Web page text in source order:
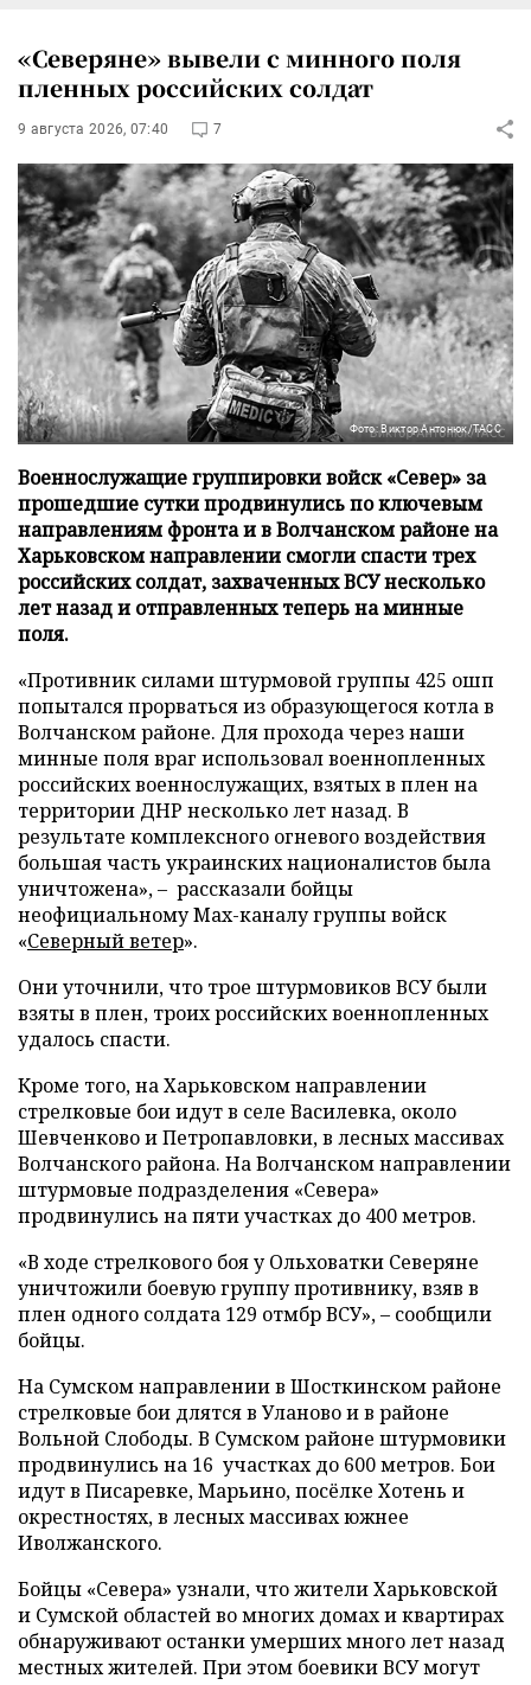
«Северяне» вывели с минного поля
пленных российских солдат
9 августа 2026, 07:40 7
Фото: Виктор Антонюк/ТАСС
Военнослужащие группировки войск «Север» за
прошедшие сутки продвинулись по ключевым
направлениям фронта и в Волчанском районе на
Харьковском направлении смогли спасти трех
российских солдат, захваченных ВСУ несколько
лет назад и отправленных теперь на минные
поля.
«Противник силами штурмовой группы 425 ошп
попытался прорваться из образующегося котла в
Волчанском районе. Для прохода через наши
минные поля враг использовал военнопленных
российских военнослужащих, взятых в плен на
территории ДНР несколько лет назад. В
результате комплексного огневого воздействия
большая часть украинских националистов была
уничтожена», – рассказали бойцы
неофициальному Max-каналу группы войск
«Северный ветер».
Они уточнили, что трое штурмовиков ВСУ были
взяты в плен, троих российских военнопленных
удалось спасти.
Кроме того, на Харьковском направлении
стрелковые бои идут в селе Василевка, около
Шевченково и Петропавловки, в лесных массивах
Волчанского района. На Волчанском направлении
штурмовые подразделения «Севера»
продвинулись на пяти участках до 400 метров.
«В ходе стрелкового боя у Ольховатки Северяне
уничтожили боевую группу противнику, взяв в
плен одного солдата 129 отмбр ВСУ», – сообщили
бойцы.
На Сумском направлении в Шосткинском районе
стрелковые бои длятся в Уланово и в районе
Вольной Слободы. В Сумском районе штурмовики
продвинулись на 16 участках до 600 метров. Бои
идут в Писаревке, Марьино, посёлке Хотень и
окрестностях, в лесных массивах южнее
Иволжанского.
Бойцы «Севера» узнали, что жители Харьковской
и Сумской областей во многих домах и квартирах
обнаруживают останки умерших много лет назад
местных жителей. При этом боевики ВСУ могут